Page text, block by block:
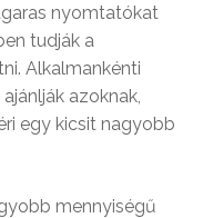
nyomtatókat
tudják a
Alkalmankénti
azoknak,
egy kicsit nagyobb
mennyiségű